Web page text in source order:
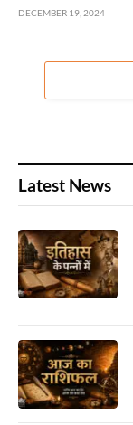
DECEMBER 19, 2024
Latest News